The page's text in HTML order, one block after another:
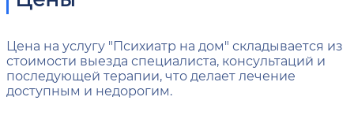
Цена на услугу "Психиатр на дом" складывается из
стоимости выезда специалиста, консультаций и
последующей терапии, что делает лечение
доступным и недорогим.